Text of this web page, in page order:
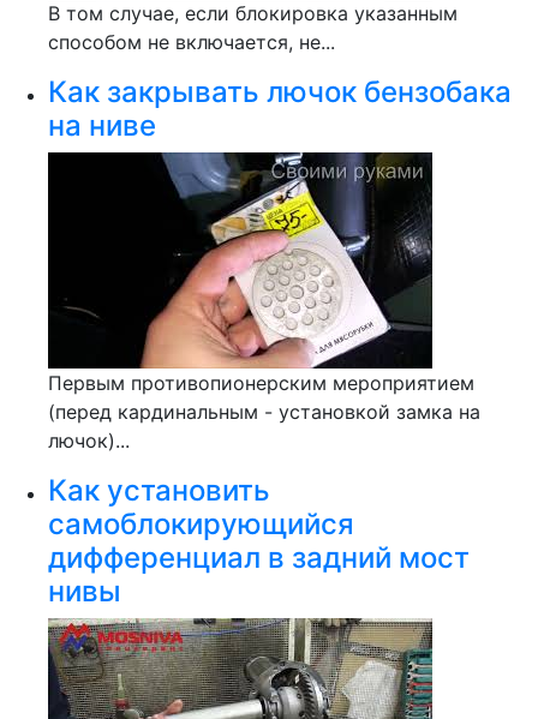
В том случае, если блокировка указанным
способом не включается, не...
Как закрывать лючок бензобака
на ниве
Первым противопионерским мероприятием
(перед кардинальным - установкой замка на
лючок)...
Как установить
самоблокирующийся
дифференциал в задний мост
нивы